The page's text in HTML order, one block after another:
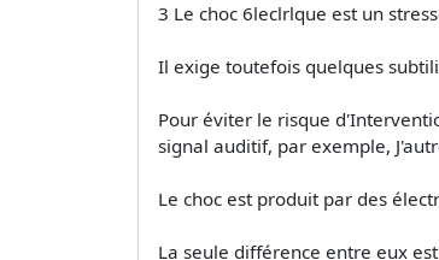
3 Le choc 6leclrlque est un
Il exige toutefois quelques
Pour éviter le risque
signal auditif, par exemple,
Le choc est produit par des
La seule différence entre eux